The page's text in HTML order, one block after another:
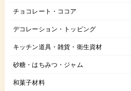
チョコレート・ココア
デコレーション・トッピング
キッチン道具・雑貨・衛生資材
砂糖・はちみつ・ジャム
和菓子材料